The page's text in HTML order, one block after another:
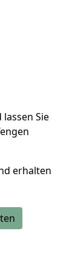
Sie
erhalten